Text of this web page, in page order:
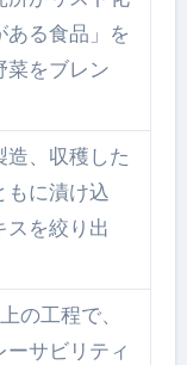
ある食品」を
菜をブレン
造、収穫した
もに漬け込
スを絞り出
の工程で、
サビリティ